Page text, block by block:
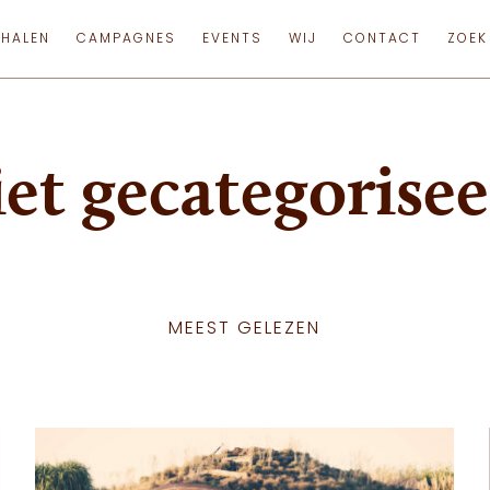
CAMPAGNES EVENTS WIJ CONTACT ZOEK
MEEST GELEZEN